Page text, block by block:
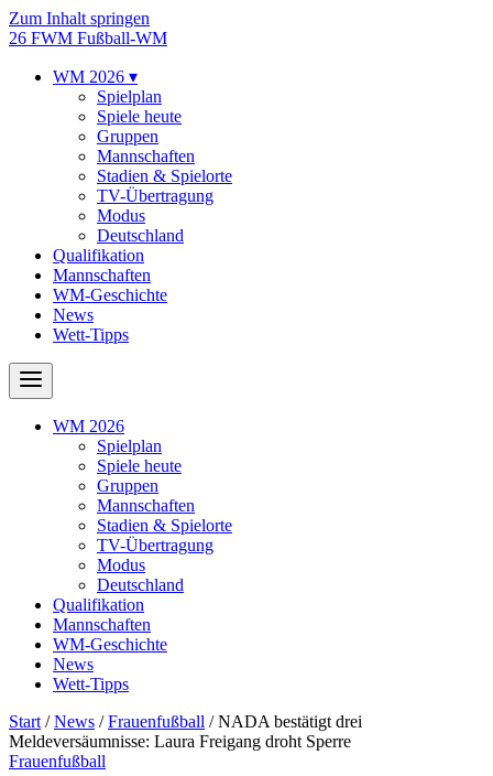
Zum Inhalt springen
26 FWM Fußball-WM
WM 2026 ▾
Spielplan
Spiele heute
Gruppen
Mannschaften
Stadien & Spielorte
TV-Übertragung
Modus
Deutschland
Qualifikation
Mannschaften
WM-Geschichte
News
Wett-Tipps
WM 2026
Spielplan
Spiele heute
Gruppen
Mannschaften
Stadien & Spielorte
TV-Übertragung
Modus
Deutschland
Qualifikation
Mannschaften
WM-Geschichte
News
Wett-Tipps
Start /News /Frauenfußball /NADA bestätigt drei
Meldeversäumnisse: Laura Freigang droht Sperre
Frauenfußball